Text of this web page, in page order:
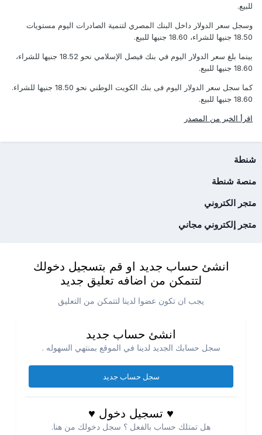
للبيع.
وسجل سعر الدولار داخل البنك المصري لتنمية الصادرات اليوم مستويات
18.50 جنيها للشراء، 18.60 جنيها للبيع.
بينما بلغ سعر الدولار اليوم في بنك فيصل الإسلامي نحو 18.52 جنيها للشراء،
18.60 جنيها للبيع.
كما سجل سعر الدولار اليوم فى بنك الكويت الوطني نحو 18.50 جنيها للشراء.
18.60 جنيها للبيع.
اقرأ الخبر من المصدر
شنطة
منصة شنطة
متجر الكتروني
متجر إلكتروني مجاني
انشئ حساب جديد او قم بتسجيل دخولك
لتتمكن من اضافه تعليق جديد
يجب ان تكون عضوا لدينا لتتمكن من التعليق
انشئ حساب جديد
سجل حسابك الجديد لدينا في الموقع بمنتهي السهوله .
سجل حساب جديد
♥ تسجيل دخول ♥
هل تمتلك حساب بالفعل ؟ سجل دخولك من هنا.